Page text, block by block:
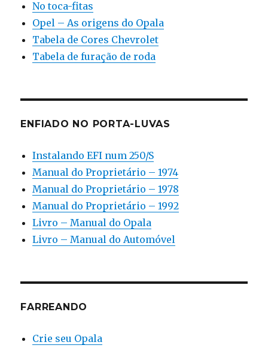
No toca-fitas
Opel – As origens do Opala
Tabela de Cores Chevrolet
Tabela de furação de roda
ENFIADO NO PORTA-LUVAS
Instalando EFI num 250/S
Manual do Proprietário – 1974
Manual do Proprietário – 1978
Manual do Proprietário – 1992
Livro – Manual do Opala
Livro – Manual do Automóvel
FARREANDO
Crie seu Opala